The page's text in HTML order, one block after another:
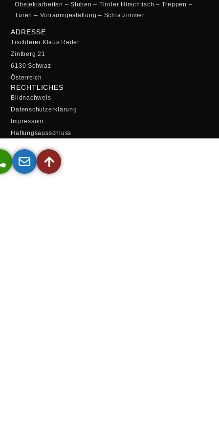
Obejektarbeiten – Stuben – Tiroler Hirschtisch – Treppen –
Türen – Vorraumgestaltung – Schlafzimmer
ADRESSE
Tischlerei Klaus Reiter
Zintberg 21
6130 Schwaz
Österreich
RECHTLICHES
Bildnachweis
Datenschutzerklärung
Impressum
Haftungsausschluss